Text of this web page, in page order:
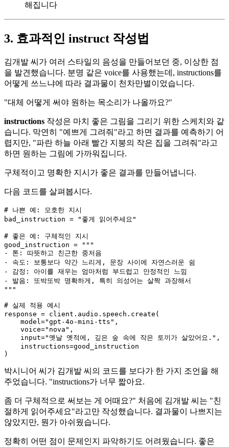
해집니다
3. 효과적인 instruct 작성법
김개발 씨가 여러 스타일의 음성을 만들어보던 중, 이상한 점
을 발견했습니다. 분명 같은 voice를 사용했는데, instructions를
어떻게 쓰느냐에 따라 결과물이 천차만별이었습니다.
"대체 어떻게 써야 원하는 목소리가 나올까요?"
instructions 작성은 마치 좋은 그림을 그리기 위한 스케치와 같
습니다. 막연히 "예쁘게 그려줘"라고 하면 결과를 예측하기 어
렵지만, "파란 하늘 아래 빨간 지붕의 작은 집을 그려줘"라고
하면 원하는 그림에 가까워집니다.
구체적이고 명확한 지시가 좋은 결과를 만들어냅니다.
다음 코드를 살펴봅시다.
# 나쁜 예: 모호한 지시
bad_instruction =
"좋게 읽어주세요"
# 좋은 예: 구체적인 지시
good_instruction =
"""
- 톤: 따뜻하고 친근한 중저음
- 속도: 보통보다 약간 느리게, 문장 사이에 자연스러운 쉼
- 감정: 아이를 재우는 엄마처럼 부드럽고 안정적인 느낌
- 발음: 또박또박 명확하게, 특히 의성어는 살짝 과장해서
"""
# 실제 적용 예시
response = client.audio.speech.create(
    model=
"gpt-4o-mini-tts" ,
    voice=
"nova" ,
input="옛날 옛적에, 깊은 숲 속에 작은 토끼가 살았어요." ,
    instructions=good_instruction
박시니어 씨가 김개발 씨의 코드를 보다가 한 가지 조언을 해
주었습니다. "instructions가 너무 짧아요.
좀 더 구체적으로 써보는 게 어때요?" 처음에 김개발 씨는 "친
절하게 읽어주세요"라고만 작성했습니다. 결과물이 나쁘지는
않았지만, 뭔가 아쉬웠습니다.
정확히 어떤 점이 문제인지 파악하기도 어려웠습니다. 좋은